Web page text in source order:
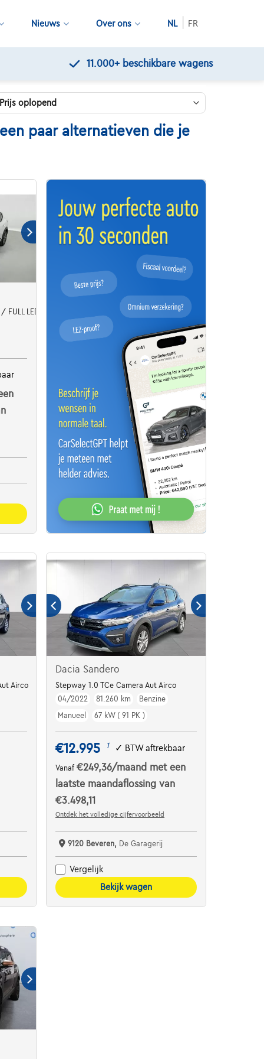
Nieuws Over ons NL FR
paar alternatieven die je
FULL LED / CAMERA
Airco
Dacia Sandero
Stepway 1.0 TCe Camera Aut Airco
04/2022
81.260 km
Benzine
Manueel
67 kW ( 91 PK )
€12.995 1 ✓ BTW aftrekbaar
Vanaf€249,36/maand met een
laatste maandaflossing van
€3.498,11
Ontdek het volledige cijfervoorbeeld
9120 Beveren, De Garagerij
Vergelijk
Bekijk wagen